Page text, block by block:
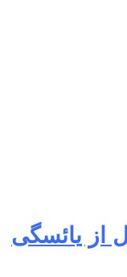
از یائسگی